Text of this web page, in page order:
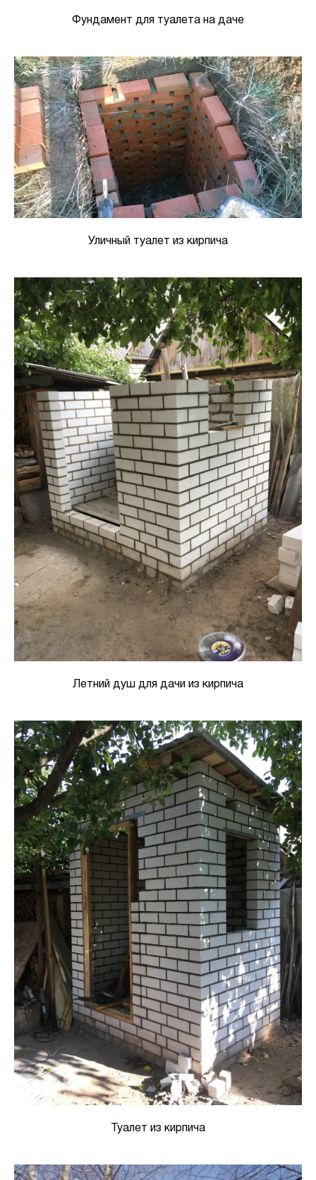
Фундамент для туалета на даче
Уличный туалет из кирпича
Летний душ для дачи из кирпича
Туалет из кирпича